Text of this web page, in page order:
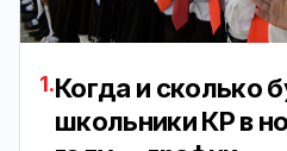
1.Когда и сколько
школьники КР в